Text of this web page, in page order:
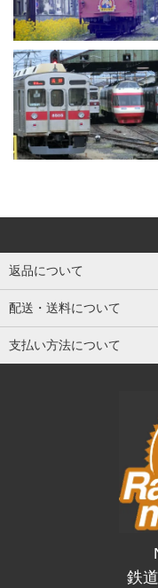
返品について
配送・送料について
支払い方法について
鉄